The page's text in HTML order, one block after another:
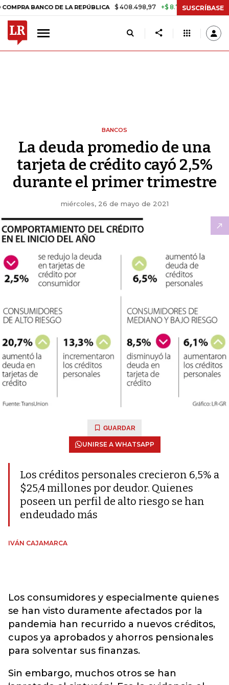
DE LA REPÚBLICA $ 408.498,97 +$ 8.753,81 +2,19% TASA
SUSCRÍBASE
BANCOS
La deuda promedio de una
tarjeta de crédito cayó 2,5%
durante el primer trimestre
miércoles, 26 de mayo de 2021
GUARDAR
UNIRSE A WHATSAPP
Los créditos personales crecieron 6,5% a
$25,4 millones por deudor. Quienes
poseen un perfil de alto riesgo se han
endeudado más
IVÁN CAJAMARCA
Los consumidores y especialmente quienes
se han visto duramente afectados por la
pandemia han recurrido a nuevos créditos,
cupos ya aprobados y ahorros pensionales
para solventar sus finanzas.
Sin embargo, muchos otros se han